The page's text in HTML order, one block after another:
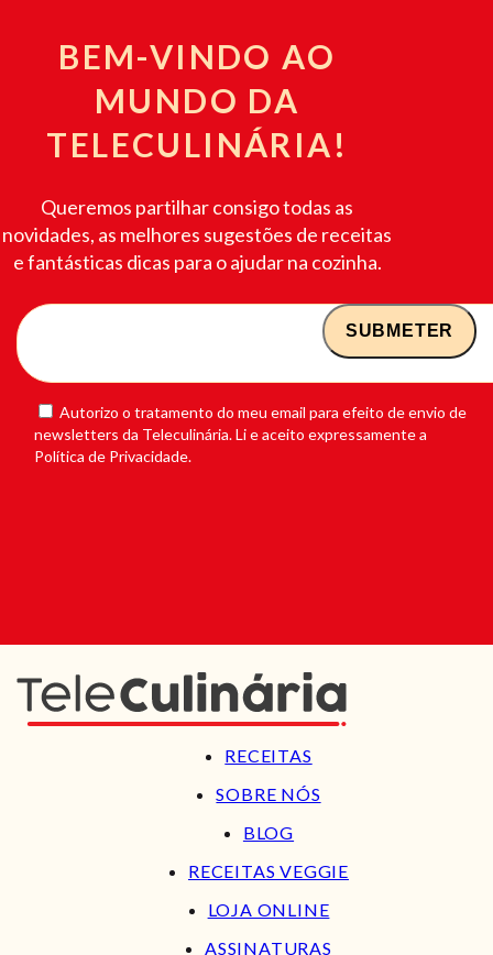
BEM-VINDO AO
MUNDO DA
TELECULINÁRIA!
Queremos partilhar consigo todas as
novidades, as melhores sugestões de receitas
e fantásticas dicas para o ajudar na cozinha.
Autorizo o tratamento do meu email para efeito de envio de
newsletters da Teleculinária. Li e aceito expressamente a
Política de Privacidade.
RECEITAS
SOBRE NÓS
BLOG
RECEITAS VEGGIE
LOJA ONLINE
ASSINATURAS